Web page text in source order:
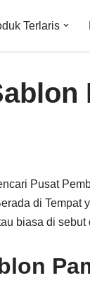
Terlaris
Pusat
di Tempat
biasa di sebut